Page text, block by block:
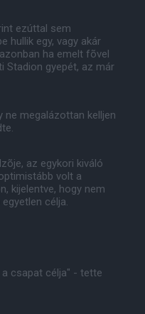
ezúttal sem
hullik egy, vagy akár
ha emelt fõvel
Stadion gyepét, az már
ne megalázottan kelljen
az egykori kiváló
volt a
kijelentve, hogy nem
célja.
a csapat célja" - tette